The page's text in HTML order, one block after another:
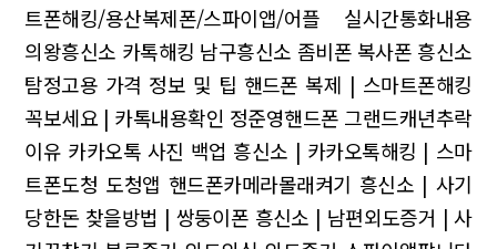
트폰해킹/용산복제폰/스파이앱/어플 실시간통화내용
의왕흥신소 카톡해킹 남구흥신소 좀비폰 복사폰 흥신소
탐정고용 가격 정보 및 팁 핸드폰 복제 | 스마트폰해킹
꼭보세요 | 카톡내용확인 정준영핸드폰 그랜드캐년추락
이유 카카오톡 사진 백업 흥신소 | 카카오톡해킹 | 스마
트폰도청 도청앱 핸드폰카메라몰래켜기 흥신소 | 사기
당한돈 찾을방법 | 쌍둥이폰 흥신소 | 남편외도증거 | 사